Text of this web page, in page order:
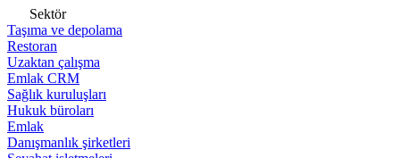
Sektör
Taşıma ve depolama
Restoran
Uzaktan çalışma
Emlak CRM
Sağlık kuruluşları
Hukuk büroları
Emlak
Danışmanlık şirketleri